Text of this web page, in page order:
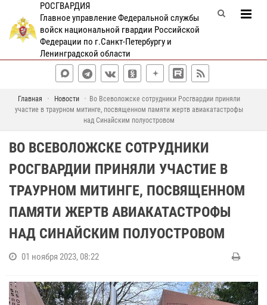
РОСГВАРДИЯ
Главное управление Федеральной службы
войск национальной гвардии Российской
Федерации по г.Санкт-Петербургу и
Ленинградской области
Главная Новости
Во Всеволожске сотрудники Росгвардии приняли
участие в траурном митинге, посвященном памяти жертв авиакатастрофы
над Синайским полуостровом
ВО ВСЕВОЛОЖСКЕ СОТРУДНИКИ
РОСГВАРДИИ ПРИНЯЛИ УЧАСТИЕ В
ТРАУРНОМ МИТИНГЕ, ПОСВЯЩЕННОМ
ПАМЯТИ ЖЕРТВ АВИАКАТАСТРОФЫ
НАД СИНАЙСКИМ ПОЛУОСТРОВОМ
01 ноября 2023, 08:22